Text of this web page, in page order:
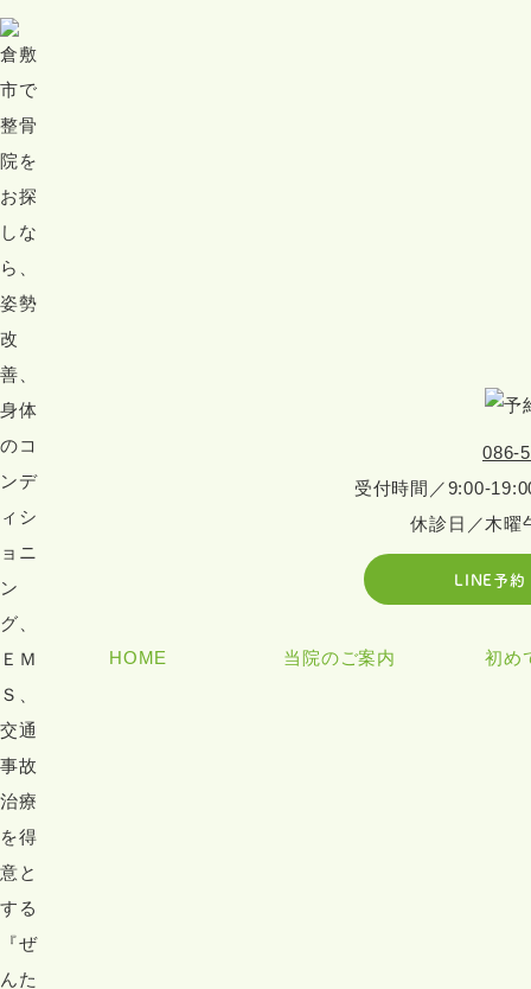
086-
受付時間／9:00-
休診日／木曜
LINE予約
HOME 当院のご案内 初め